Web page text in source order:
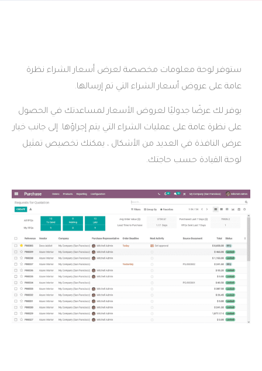
مخصصة لعرض أسعار الشراء نظرة
الشراء التي تم إرسالها.
لعروض الأسعار لمساعدتك في الحصول
عمليات الشراء التي يتم إجراؤها. إلى جانب خيار
العديد من الأشكال ، يمكنك تخصيص تمثيل
حاجتك.